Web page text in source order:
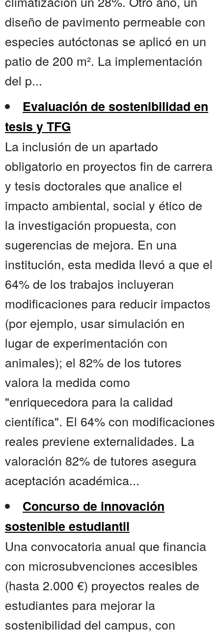
diseño de pavimento permeable con
especies autóctonas se aplicó en un
patio de 200 m². La implementación
del p...
Evaluación de sostenibilidad en
tesis y TFG
La inclusión de un apartado
obligatorio en proyectos fin de carrera
y tesis doctorales que analice el
impacto ambiental, social y ético de
la investigación propuesta, con
sugerencias de mejora. En una
institución, esta medida llevó a que el
64% de los trabajos incluyeran
modificaciones para reducir impactos
(por ejemplo, usar simulación en
lugar de experimentación con
animales); el 82% de los tutores
valora la medida como
"enriquecedora para la calidad
científica". El 64% con modificaciones
reales previene externalidades. La
valoración 82% de tutores asegura
aceptación académica...
Concurso de innovación
sostenible estudiantil
Una convocatoria anual que financia
con microsubvenciones accesibles
(hasta 2.000 €) proyectos reales de
estudiantes para mejorar la
sostenibilidad del campus, con